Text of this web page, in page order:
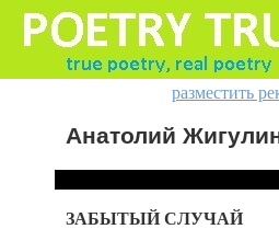
разместить
Анатолий
ЗАБЫТЫЙ СЛУЧАЙ